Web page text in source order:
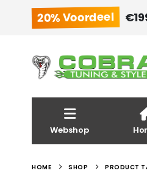
20% Voordeel
Webshop
HOME SHOP PRODUCT